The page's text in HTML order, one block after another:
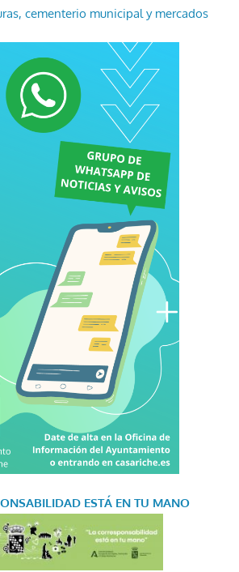
cementerio municipal y mercados
ESTÁ EN TU MANO